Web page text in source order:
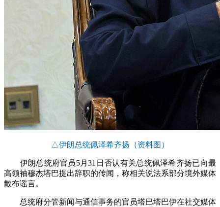
△伊朗总统佩泽希齐扬（资料图）
伊朗总统府官员5月31日否认有关总统佩泽希齐扬已向最
高领袖穆杰塔巴提出辞职的传闻，称相关说法系部分境外媒体
散布谣言。
总统府分管新闻与通信事务的官员塔巴塔巴伊在社交媒体